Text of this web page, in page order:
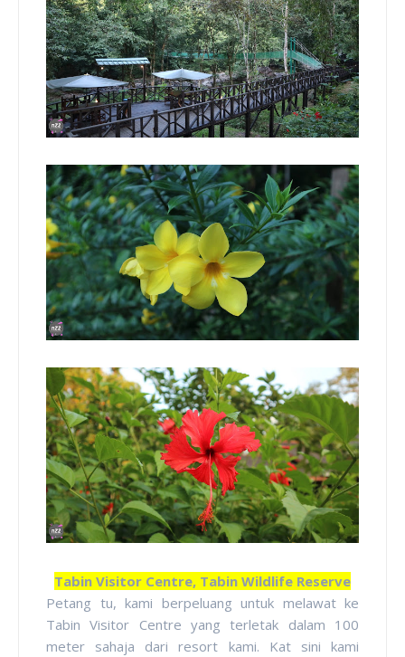
Tabin Visitor Centre, Tabin Wildlife Reserve
Petang tu, kami berpeluang untuk melawat ke
Tabin Visitor Centre yang terletak dalam 100
meter sahaja dari resort kami. Kat sini kami